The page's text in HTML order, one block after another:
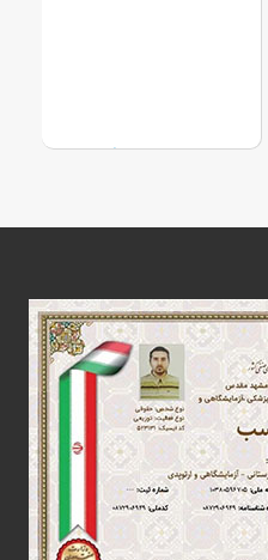
تماس بگیرید